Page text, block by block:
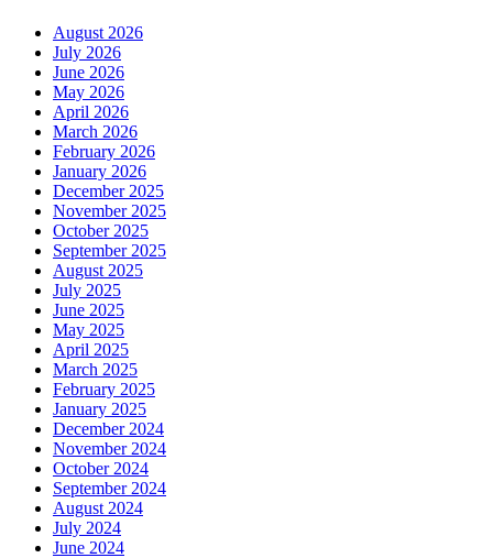
August 2026
July 2026
June 2026
May 2026
April 2026
March 2026
February 2026
January 2026
December 2025
November 2025
October 2025
September 2025
August 2025
July 2025
June 2025
May 2025
April 2025
March 2025
February 2025
January 2025
December 2024
November 2024
October 2024
September 2024
August 2024
July 2024
June 2024